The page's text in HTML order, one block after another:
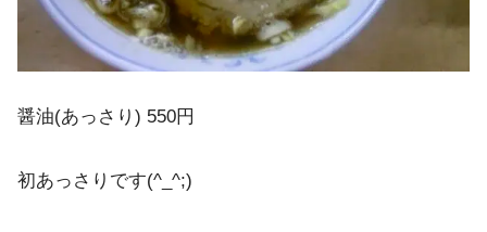
醤油(あっさり) 550円
初あっさりです(^_^;)